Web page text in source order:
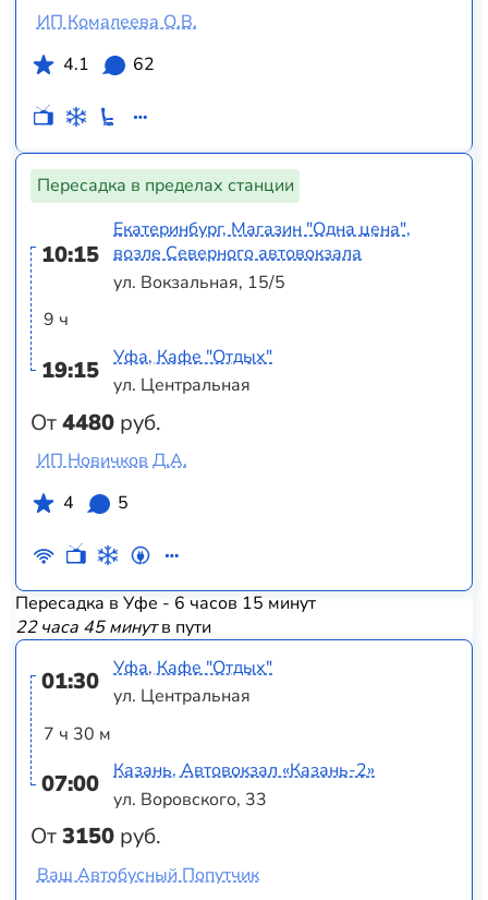
ИП Комалеева О.В.
4.1
62
Пересадка в пределах станции
10:15
9 ч
19:15
От4480 руб.
Екатеринбург, Магазин "Одна цена",
возле Северного автовокзала
ул. Вокзальная, 15/5
Уфа, Кафе "Отдых"
ул. Центральная
ИП Новичков Д.А.
4
5
Пересадка в Уфе - 6 часов 15 минут
22 часа 45 минутв пути
01:30
7 ч 30 м
07:00
От3150 руб.
Уфа, Кафе "Отдых"
ул. Центральная
Казань, Автовокзал «‎Казань-2»
ул. Воровского, 33
Ваш Автобусный Попутчик